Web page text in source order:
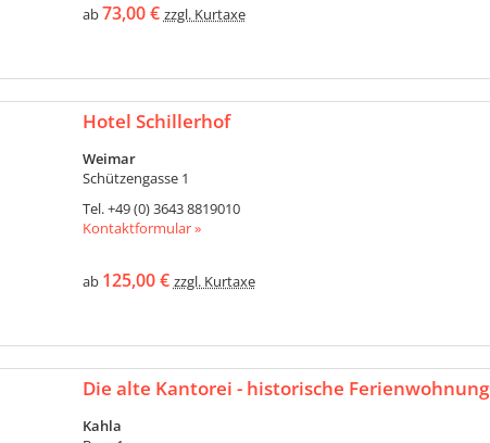
ab73,00 € zzgl. Kurtaxe
Hotel Schillerhof
Weimar
Schützengasse 1
Tel.+49 (0) 3643 8819010
Kontaktformular »
ab 125,00 € zzgl. Kurtaxe
Die alte Kantorei - historische Ferienwohnung
Kahla